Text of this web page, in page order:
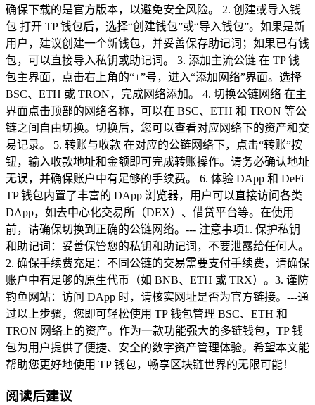
确保下载的是官方版本，以避免安全风险。 2. 创建或导入钱
包 打开 TP 钱包后，选择“创建钱包”或“导入钱包”。如果是新
用户，建议创建一个新钱包，并妥善保存助记词；如果已有钱
包，可以直接导入私钥或助记词。 3. 添加主流公链 在 TP 钱
包主界面，点击右上角的“+”号，进入“添加网络”界面。选择
BSC、ETH 或 TRON，完成网络添加。 4. 切换公链网络 在主
界面点击顶部的网络名称，可以在 BSC、ETH 和 TRON 等公
链之间自由切换。切换后，您可以查看对应网络下的资产和交
易记录。 5. 转账与收款 在对应的公链网络下，点击“转账”按
钮，输入收款地址和金额即可完成转账操作。请务必确认地址
无误，并确保账户中有足够的手续费。 6. 体验 DApp 和 DeFi
TP 钱包内置了丰富的 DApp 浏览器，用户可以直接访问各类
DApp，如去中心化交易所（DEX）、借贷平台等。在使用
前，请确保切换到正确的公链网络。--- 注意事项1. 保护私钥
和助记词：妥善保管您的私钥和助记词，不要泄露给任何人。
2. 确保手续费充足：不同公链的交易需要支付手续费，请确保
账户中有足够的原生代币（如 BNB、ETH 或 TRX）。3. 谨防
钓鱼网站：访问 DApp 时，请核实网址是否为官方链接。---通
过以上步骤，您即可轻松使用 TP 钱包管理 BSC、ETH 和
TRON 网络上的资产。作为一款功能强大的多链钱包，TP 钱
包为用户提供了便捷、安全的数字资产管理体验。希望本文能
帮助您更好地使用 TP 钱包，畅享区块链世界的无限可能！
阅读后建议